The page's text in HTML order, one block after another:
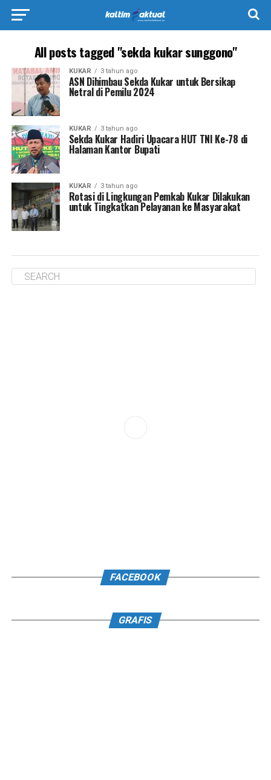
All posts tagged "sekda kukar sunggono"
KUKAR 3 tahun ago
ASN Dihimbau Sekda Kukar untuk Bersikap
Netral di Pemilu 2024
KUKAR 3 tahun ago
Sekda Kukar Hadiri Upacara HUT TNI Ke-78 di
Halaman Kantor Bupati
KUKAR 3 tahun ago
Rotasi di Lingkungan Pemkab Kukar Dilakukan
untuk Tingkatkan Pelayanan ke Masyarakat
FACEBOOK
GRAFIS